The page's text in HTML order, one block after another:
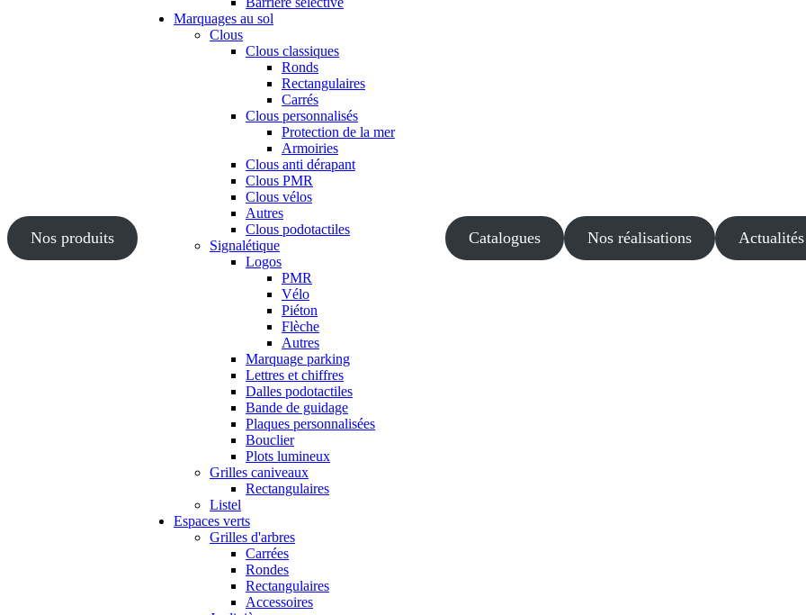
Nos produits
Marquages au sol
Clous
Clous classiques
Ronds
Rectangulaires
Carrés
Clous personnalisés
Protection de la mer
Armoiries
Clous anti dérapant
Clous PMR
Clous vélos
Autres
Clous podotactiles
Signalétique
Logos
PMR
Vélo
Piéton
Flèche
Autres
Marquage parking
Lettres et chiffres
Dalles podotactiles
Bande de guidage
Plaques personnalisées
Bouclier
Plots lumineux
Grilles caniveaux
Rectangulaires
Listel
Espaces verts
Grilles d'arbres
Carrées
Rondes
Rectangulaires
Accessoires
Catalogues Nos réalisations Actualités